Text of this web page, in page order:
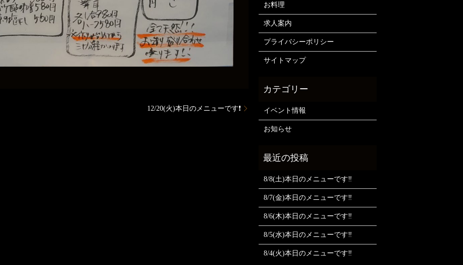
12/20(火)本日のメニューです❗
お料理
求人案内
プライバシーポリシー
サイトマップ
イベント情報
お知らせ
8/8(土)本日のメニューです‼️
8/7(金)本日のメニューです‼️
8/6(木)本日のメニューです‼️
8/5(水)本日のメニューです‼️
8/4(火)本日のメニューです‼️